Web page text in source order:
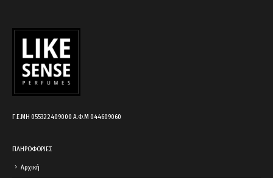
Γ.Ε.ΜΗ 055322409000 Α.Φ.Μ 044609060
ΠΛΗΡΟΦΟΡΙΕΣ
Αρχική